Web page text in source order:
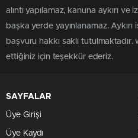
alıntı yapılamaz, kanuna aykırı
başka yerde yayınlanamaz.
başvuru hakkı saklı
ettiğiniz için teşekkür ederiz.
SAYFALAR
Üye Girişi
Üye Kaydı